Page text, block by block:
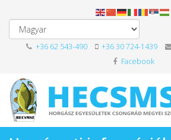
+36 62 543-490 +36 30 724-1439
Facebook